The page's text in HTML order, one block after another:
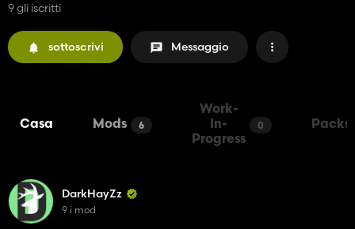
9 gli iscritti
sottoscrivi Messaggio
Casa Mods 6
Work-
In-
Progress
0 Packs
DarkHayZz
9 i mod